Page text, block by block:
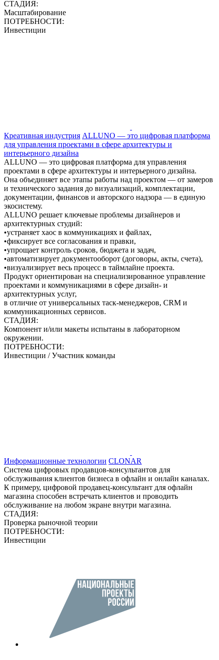
СТАДИЯ:
Масштабирование
ПОТРЕБНОСТИ:
Инвестиции
Креативная индустрия ALLUNO — это цифровая платформа
для управления проектами в сфере архитектуры и
интерьерного дизайна
ALLUNO — это цифровая платформа для управления
проектами в сфере архитектуры и интерьерного дизайна.
Она объединяет все этапы работы над проектом — от замеров
и технического задания до визуализаций, комплектации,
документации, финансов и авторского надзора — в единую
экосистему.
ALLUNO решает ключевые проблемы дизайнеров и
архитектурных студий:
•устраняет хаос в коммуникациях и файлах,
•фиксирует все согласования и правки,
•упрощает контроль сроков, бюджета и задач,
•автоматизирует документооборот (договоры, акты, счета),
•визуализирует весь процесс в таймлайне проекта.
Продукт ориентирован на специализированное управление
проектами и коммуникациями в сфере дизайн- и
архитектурных услуг,
в отличие от универсальных таск-менеджеров, CRM и
коммуникационных сервисов.
СТАДИЯ:
Компонент и/или макеты испытаны в лабораторном
окружении.
ПОТРЕБНОСТИ:
Инвестиции / Участник команды
Информационные технологии CLONAR
Система цифровых продавцов-консультантов для
обслуживания клиентов бизнеса в офлайн и онлайн каналах.
К примеру, цифровой продавец-консультант для офлайн
магазина способен встречать клиентов и проводить
обслуживание на любом экране внутри магазина.
СТАДИЯ:
Проверка рыночной теории
ПОТРЕБНОСТИ:
Инвестиции